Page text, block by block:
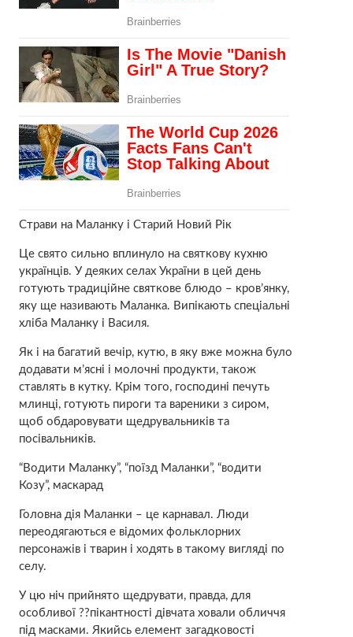
Страви на Маланку і Старий Новий Рік
Це свято сильно вплинуло на святкову кухню
українців. У деяких селах України в цей день
готують традиційне святкове блюдо – крoв’янку,
яку ще називають Маланка. Випікають спеціальні
хліба Маланку і Василя.
Як і на багатий вечір, кутю, в яку вже можна було
додавати м’ясні і молочні продукти, також
ставлять в кутку. Крім того, господині печуть
млинці, готують пироги та вареники з сиром,
щоб обдаровувати щедрувальників та
посівальників.
“Водити Маланку”, “поїзд Маланки”, “водити
Козу”, маскарад
Головна дія Маланки – це карнавал. Люди
переодягаються e відомих фольклорних
персонажів і тварин і ходять в такому вигляді по
селу.
У цю ніч прийнято щедрувати, правда, для
особливої ??пікантності дівчата ховали обличчя
під масками. Якийсь елемент загадковості